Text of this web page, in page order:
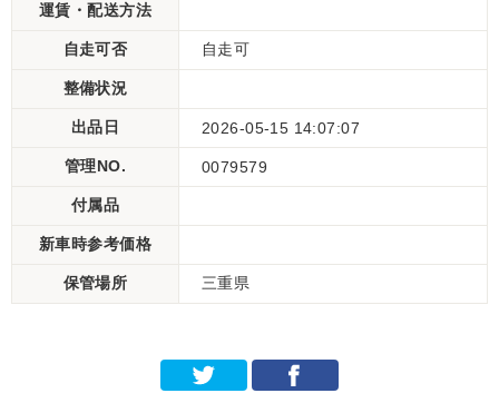
運賃・配送方法
自走可否 自走可
整備状況
出品日 2026-05-15 14:07:07
管理NO. 0079579
付属品
新車時参考価格
保管場所 三重県